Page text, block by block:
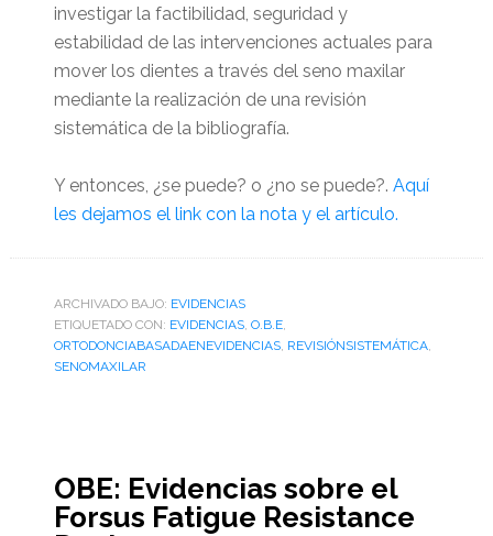
investigar la factibilidad, seguridad y
estabilidad de las intervenciones actuales para
mover los dientes a través del seno maxilar
mediante la realización de una revisión
sistemática de la bibliografía.
Y entonces, ¿se puede? o ¿no se puede?. Aquí
les dejamos el link con la nota y el artículo.
ARCHIVADO BAJO: EVIDENCIAS
ETIQUETADO CON: EVIDENCIAS, O.B.E,
ORTODONCIABASADAENEVIDENCIAS, REVISIÓNSISTEMÁTICA,
SENOMAXILAR
OBE: Evidencias sobre el
Forsus Fatigue Resistance